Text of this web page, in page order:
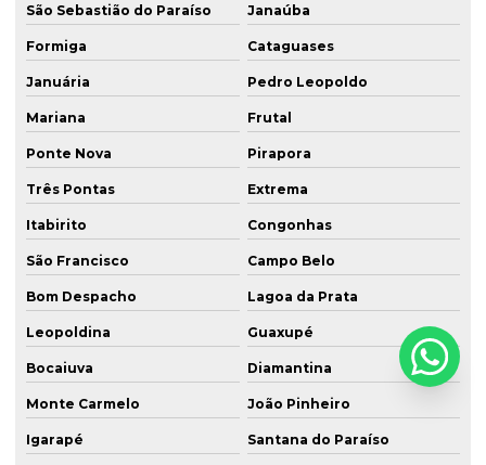
São Sebastião do Paraíso Janaúba
Formiga Cataguases
Januária Pedro Leopoldo
Mariana Frutal
Ponte Nova Pirapora
Três Pontas Extrema
Itabirito Congonhas
São Francisco Campo Belo
Bom Despacho Lagoa da Prata
Leopoldina Guaxupé
Bocaiuva Diamantina
Monte Carmelo João Pinheiro
Igarapé Santana do Paraíso